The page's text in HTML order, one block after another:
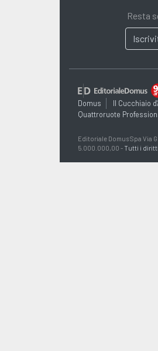
Resta
Domus Il Cucchiaio
Quattroruote
Editoriale Domus Spa Via
5.000.000,00 - Tutti i